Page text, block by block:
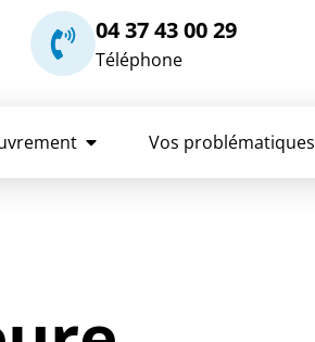
04 37 43 00 29
Téléphone
Vos problématiques